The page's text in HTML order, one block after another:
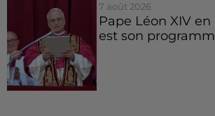
7 août 2026
Pape Léon XIV en
est son